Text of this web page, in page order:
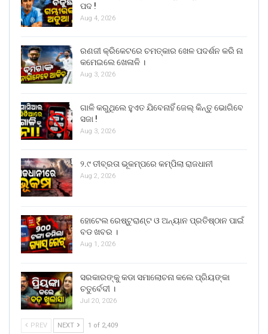
ପଦ !
Aug 4, 2026
ରଣଜୀ କ୍ରିକେଟରେ ଚମତ୍କାର ଖେଳ ପଦର୍ଶନ କରି ନା
କମେଇଲେ ଖେଳାଳି ।
Aug 3, 2026
ଗାଳି କରୁଥିଲେ ହୁଏତ ଯିବେନାହିଁ ଜେଲ୍ କିନ୍ତୁ ଭୋଗିବେ
ସଜା !
Aug 3, 2026
୨.୯ ତୀବ୍ରତା ଭୂକମ୍ପରେ କମ୍ପିଲା ରାଜଧାନୀ
Aug 2, 2026
ହୋଟେଲ ରେଷ୍ଟୁରାଣ୍ଟ ଓ ଅନ୍ୟାନ ପ୍ରତିଷ୍ଠାନ ପାଇଁ
ବଡ ଖବର ।
Aug 1, 2026
ସରକାରଙ୍କୁ କଡା ସମାଲୋଚନା କଲେ ପ୍ରିୟଙ୍କା
ଚତୁର୍ବେଦୀ ।
Jul 20, 2026
PREV NEXT 1 of 2,409